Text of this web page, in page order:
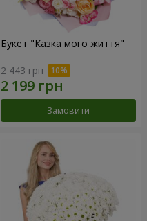
Букет "Казка мого життя"
2 443 грн
Замовити